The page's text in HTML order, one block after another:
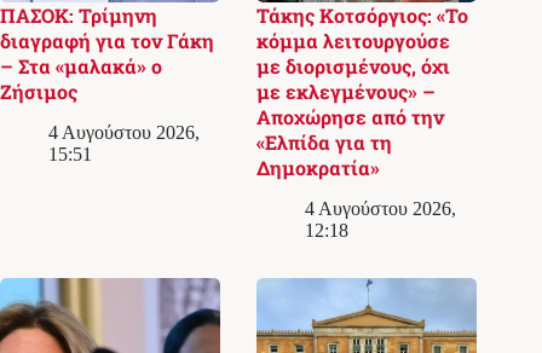
ΠΑΣΟΚ: Τρίμηνη
διαγραφή για τον Γάκη
– Στα «μαλακά» ο
Ζήσιμος
4 Αυγούστου 2026,
15:51
Τάκης Κοτσόργιος: «Το
κόμμα λειτουργούσε
με διορισμένους, όχι
με εκλεγμένους» –
Αποχώρησε από την
«Ελπίδα για τη
Δημοκρατία»
4 Αυγούστου 2026,
12:18